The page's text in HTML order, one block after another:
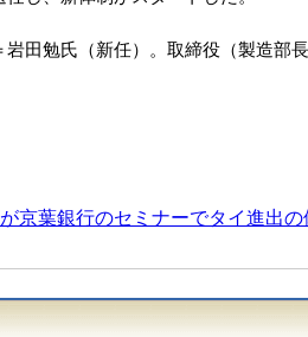
田勉氏（新任）。取締役（製造部
京葉銀行のセミナーでタイ進出の